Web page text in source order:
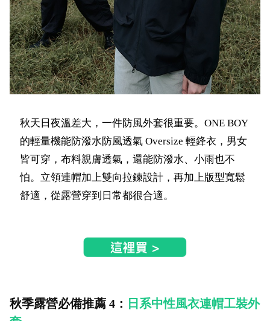
秋天日夜溫差大，一件防風外套很重要。ONE BOY
的輕量機能防潑水防風透氣 Oversize 輕鋒衣，男女
皆可穿，布料親膚透氣，還能防潑水、小雨也不
怕。立領連帽加上雙向拉鍊設計，再加上版型寬鬆
舒適，從露營穿到日常都很合適。
秋季露營必備推薦 4： 日系中性風衣連帽工裝外